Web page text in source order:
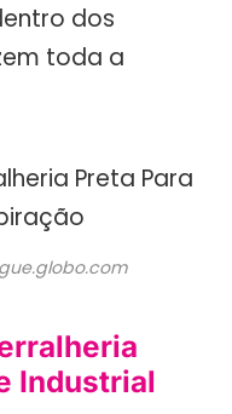
dos
toda a
Industrial